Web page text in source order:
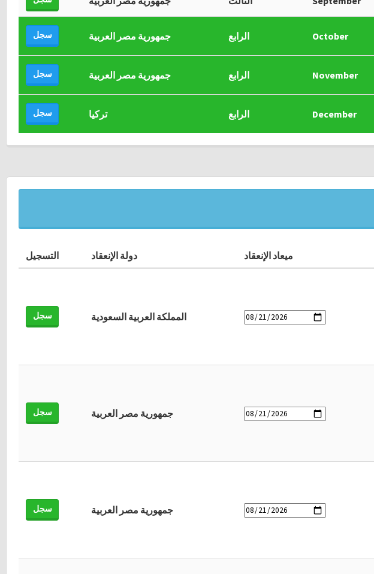
October الرابع جمهورية مصر العربية سجل
November الرابع جمهورية مصر العربية سجل
December الرابع تركيا سجل
ميعاد الإنعقاد دولة الإنعقاد التسجيل
المملكة العربية السعودية سجل
جمهورية مصر العربية سجل
جمهورية مصر العربية سجل